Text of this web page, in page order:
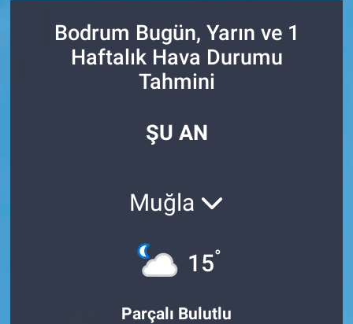
Bodrum Bugün, Yarın ve 1
Haftalık Hava Durumu
Tahmini
ŞU AN
Muğla
15°
Parçalı Bulutlu
Belediye
Polemik
İstanbul Trafik Yoğunluk Haritası
Süper Lig Puan Durumu ve Fikstür
Son Dakika Haberleri